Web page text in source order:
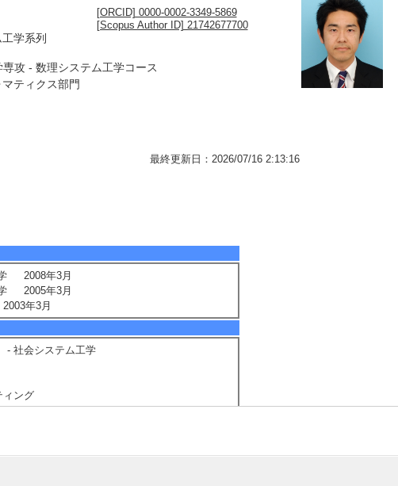
[ORCID] 0000-0002-3349-5869
[Scopus Author ID] 21742677700
学系列
攻 - 数理システム工学コース
ティクス部門
最終更新日：2026/07/16 2:13:16
2008年3月
2005年3月
年3月
- 社会システム工学
ィング